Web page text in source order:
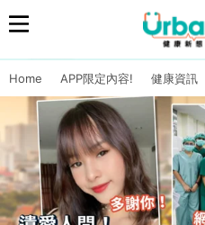
Home APP限定內容! 健康資訊